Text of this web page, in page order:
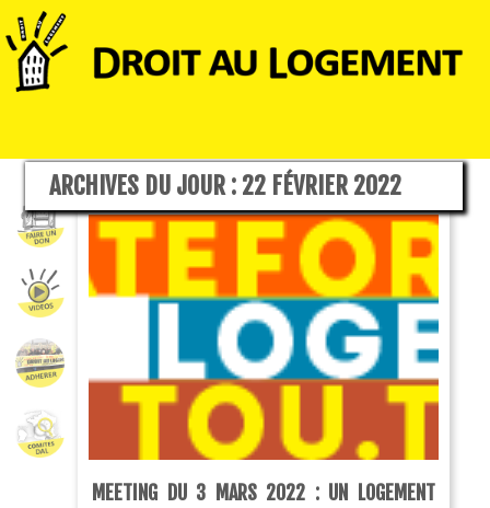
ARCHIVES DU JOUR : 22 FÉVRIER 2022
MEETING DU 3 MARS 2022 : UN LOGEMENT